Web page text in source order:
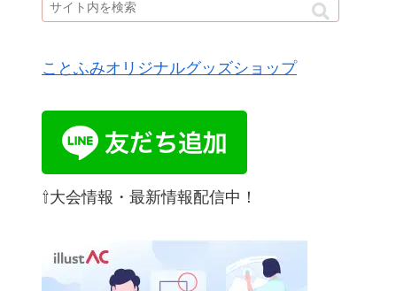
ことふみオリジナルグッズショップ
⇧大会情報・最新情報配信中！